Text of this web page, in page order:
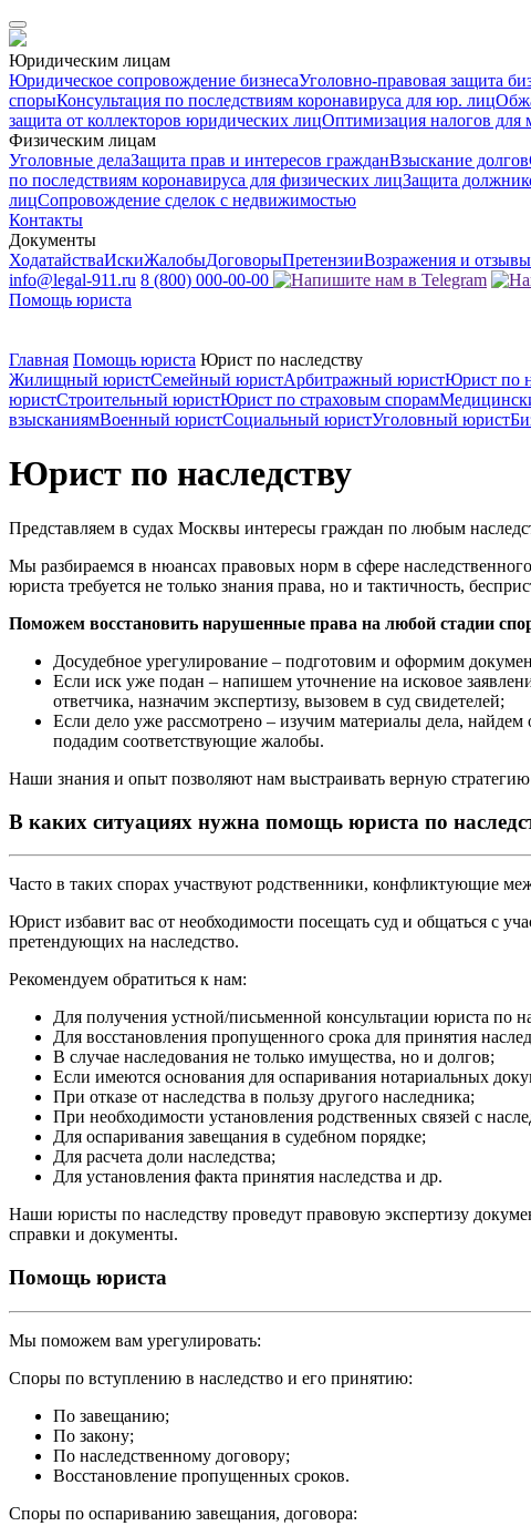
Юридическим лицам
Юридическое сопровождение бизнесаУголовно-правовая защита
спорыКонсультация по последствиям коронавируса для юр. лиц
защита от коллекторов юридических лицОптимизация налогов для
Физическим лицам
Уголовные делаЗащита прав и интересов гражданВзыскание долгов
по последствиям коронавируса для физических лицЗащита
лицСопровождение сделок с недвижимостью
Контакты
Документы
ХодатайстваИскиЖалобыДоговорыПретензииВозражения и отзывы
info@legal-911.ru 8 (800) 000-00-00
Помощь юриста
Главная Помощь юриста Юрист по наследству
Жилищный юристСемейный юристАрбитражный юристЮрист по
юристСтроительный юристЮрист по страховым спорам
взысканиямВоенный юристСоциальный юристУголовный юрист
Юрист по наследству
Представляем в судах Москвы интересы граждан по любым
Мы разбираемся в нюансах правовых норм в сфере
юриста требуется не только знания права, но и тактичность,
Поможем восстановить нарушенные права на любой стадии
Досудебное урегулирование – подготовим и оформим
Если иск уже подан – напишем уточнение на исковое
ответчика, назначим экспертизу, вызовем в суд свидетелей;
Если дело уже рассмотрено – изучим материалы дела,
подадим соответствующие жалобы.
Наши знания и опыт позволяют нам выстраивать верную
В каких ситуациях нужна помощь юриста по
Часто в таких спорах участвуют родственники, конфликтующие
Юрист избавит вас от необходимости посещать суд и общаться с
претендующих на наследство.
Рекомендуем обратиться к нам:
Для получения устной/письменной консультации юриста по
Для восстановления пропущенного срока для принятия
В случае наследования не только имущества, но и долгов;
Если имеются основания для оспаривания нотариальных
При отказе от наследства в пользу другого наследника;
При необходимости установления родственных связей с
Для оспаривания завещания в судебном порядке;
Для расчета доли наследства;
Для установления факта принятия наследства и др.
Наши юристы по наследству проведут правовую экспертизу
справки и документы.
Помощь юриста
Мы поможем вам урегулировать:
Споры по вступлению в наследство и его принятию:
По завещанию;
По закону;
По наследственному договору;
Восстановление пропущенных сроков.
Споры по оспариванию завещания, договора: